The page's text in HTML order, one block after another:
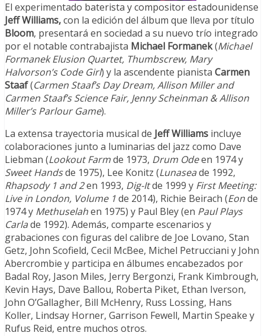
El experimentado baterista y compositor estadounidense
Jeff Williams,con la edición del álbum que lleva por título
Bloom, presentará en sociedad a su nuevo trío integrado
por el notable contrabajista Michael Formanek(Michael
Formanek Elusion Quartet, Thumbscrew, Mary
Halvorson’s Code Girl) y la ascendente pianista Carmen
Staaf(Carmen Staaf’s Day Dream, Allison Miller and
Carmen Staaf’s Science Fair, Jenny Scheinman & Allison
Miller’s Parlour Game).
La extensa trayectoria musical de Jeff Williams incluye
colaboraciones junto a luminarias del jazz como Dave
Liebman (Lookout Farmde 1973, Drum Odeen 1974 y
Sweet Handsde 1975), Lee Konitz (Lunaseade 1992,
Rhapsody 1 and 2en 1993, Dig-Itde 1999 y First Meeting:
Live in London, Volume 1de 2014), Richie Beirach (Eonde
1974 y Methuselahen 1975) y Paul Bley (en Paul Plays
Carlade 1992). Además, comparte escenarios y
grabaciones con figuras del calibre de Joe Lovano, Stan
Getz, John Scofield, Cecil McBee, Michel Petrucciani y John
Abercrombie y participa en álbumes encabezados por
Badal Roy, Jason Miles, Jerry Bergonzi, Frank Kimbrough,
Kevin Hays, Dave Ballou, Roberta Piket, Ethan Iverson,
John O’Gallagher, Bill McHenry, Russ Lossing, Hans
Koller, Lindsay Horner, Garrison Fewell, Martin Speake y
Rufus Reid, entre muchos otros.